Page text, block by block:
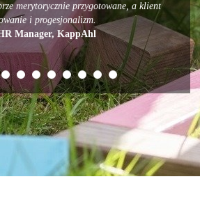
merytorycznie przygotowane, a klient
i progesjonalizm.
Manager, KappAhl